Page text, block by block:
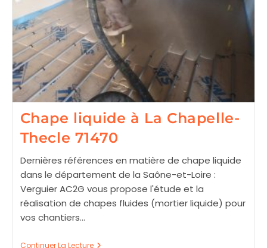
Chape liquide à La Chapelle-
Thecle 71470
Dernières références en matière de chape liquide
dans le département de la Saône-et-Loire :
Verguier AC2G vous propose l'étude et la
réalisation de chapes fluides (mortier liquide) pour
vos chantiers…
Continuer La LectureChape